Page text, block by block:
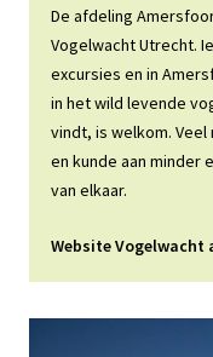
De afdeling
Vogelwacht Utrecht.
excursies en in
in het wild levende
vindt, is welkom.
en kunde aan minder
van elkaar.
Website